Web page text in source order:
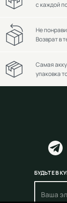
с каждой
Не
Возврат в
Самая
упаковка
БУДЬТЕ В